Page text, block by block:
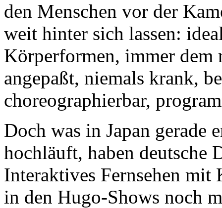
den Menschen vor der
weit hinter sich lassen:
Körperformen, immer dem
angepaßt, niemals krank,
choreographierbar,
Doch was in Japan gerade
hochläuft, haben deutsche
Interaktives Fernsehen mit
in den Hugo-Shows noch